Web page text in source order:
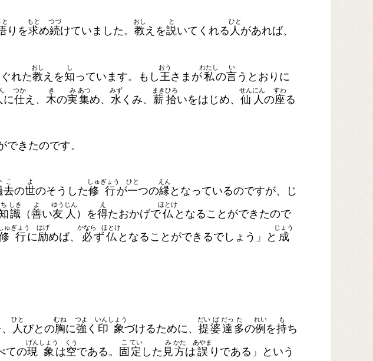
と
りを求
もと
め続
つづ
けていました。 教
おし
えを説
と
いてくれる 人
ひと
があれば、
れた教
おし
えを知
し
っています。もし王
おう
さまが私
わたし
の言
い
うとおりに
に仕
つか
え、 木
き
の実
み
集
あつ
め、 水
みず
くみ、 薪
まき
拾
ひろ
いをはじめ、 仙
せん
人
にん
の座
すわ
る
できたのです。
去
こ
の世
よ
のそうした修
しゅ
行
ぎょう
が一
ひと
つの縁
えん
となっているのですが、じ
ち
識
しき
（善
よ
い友
ゆう
人
じん
）を得
え
たおかげで仏
ほとけ
となることができたので
ゅ
行
ぎょう
に励
はげ
めば、 必
かなら
ず仏
ほとけ
となることができるでしょう」と 成
じょう
人
ひと
びとの胸
むね
に強
つよ
く 印象
いんしょう
づけるために、 提
だい
婆
ば
達
だっ
多
た
の例
れい
を持
も
ち
ての現
げん
象
しょう
は空
くう
である。 固
こ
定
てい
した 見
み
方
かた
は 誤
あやま
りである」という